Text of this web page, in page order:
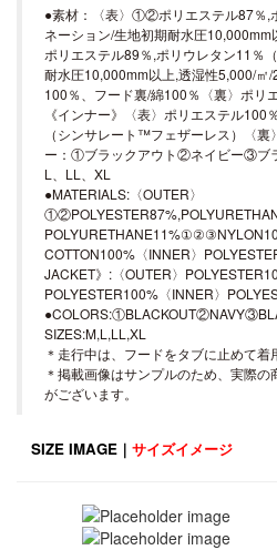
●素材：〈表〉①②ポリエステル87％,
ネーション/生地初期耐水圧
ポリエステル89％,ポリウレタン11％
耐水圧10,000mm以上,透湿性5,000/
100％、フード裏/綿100％〈裏〉ポリ
《インナー》〈表〉ポリエステル100
（シンサレート™フェザーレス）〈
ー：①ブラックアウト②ネイビー③ブ
L、LL、XL
●MATERIALS:〈OUTER〉
COTTON100%〈INNER〉
JACKET》:〈OUTER〉
POLYESTER100%〈INNER〉
SIZES:M,L,LL,XL
＊走行中は、フードをタブに止めて着
＊掲載画像はサンプルのため、実際
がございます。
SIZE IMAGE｜ サイズイメージ